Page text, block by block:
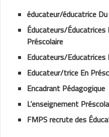
éducateur/éducatrice
Éducateurs/Éducatrices
Préscolaire
Educateurs/Educatrices
Educateur/trice En
Encadrant Pédagogique
L’enseignement
FMPS recrute des